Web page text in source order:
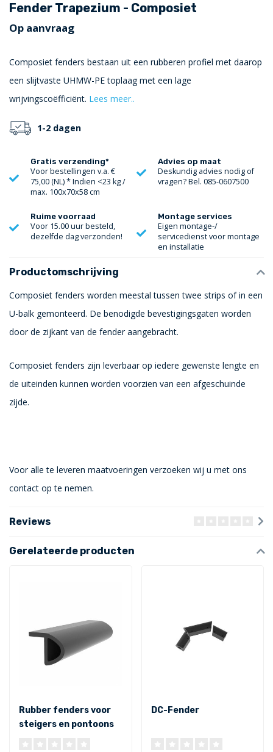
Fender Trapezium - Composiet
Op aanvraag
Composiet fenders bestaan uit een rubberen profiel met daarop
een slijtvaste UHMW-PE toplaag met een lage
wrijvingscoëfficiënt. Lees meer..
1-2 dagen
Gratis verzending*
Voor bestellingen v.a. €
75,00 (NL) * Indien <23 kg /
max. 100x70x58 cm
Advies op maat
Deskundig advies nodig of
vragen? Bel. 085-0607500
Ruime voorraad
Voor 15.00 uur besteld,
dezelfde dag verzonden!
Montage services
Eigen montage-/
servicedienst voor montage
en installatie
Productomschrijving
Composiet fenders worden meestal tussen twee strips of in een
U-balk gemonteerd. De benodigde bevestigingsgaten worden
door de zijkant van de fender aangebracht.
Composiet fenders zijn leverbaar op iedere gewenste lengte en
de uiteinden kunnen worden voorzien van een afgeschuinde
zijde.
Voor alle te leveren maatvoeringen verzoeken wij u met ons
contact op te nemen.
Reviews
Gerelateerde producten
Rubber fenders voor
steigers en pontoons
DC-Fender